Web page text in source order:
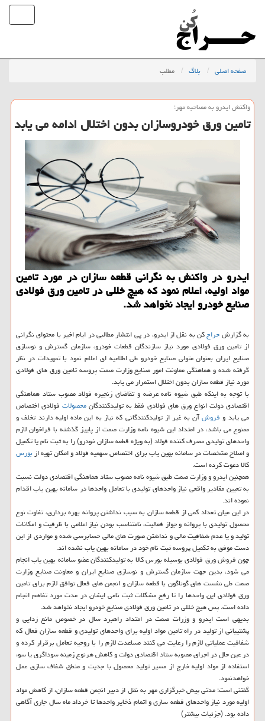
صفحه اصلی بلاگ مطلب
واكنش ایدرو به مصاحبه مهر؛
تامین ورق خودروسازان بدون اختلال ادامه می یابد
ایدرو در واکنش به نگرانی قطعه سازان در مورد تامین
مواد اولیه، اعلام نمود که هیچ خللی در تامین ورق فولادی
صنایع خودرو ایجاد نخواهد شد.
به گزارشحراجکن به نقل از ایدرو، در پی انتشار مطالبی در ایام اخیر با محتوای نگرانی
از تامین ورق فولادی مورد نیاز سازندگان قطعات خودرو، سازمان گسترش و نوسازی
صنایع ایران بعنوان متولی صنایع خودرو طی اطلاعیه ای اعلام نمود با تمهیدات در نظر
گرفته شده و هماهنگی معاونت امور صنایع وزارت صمت پروسه تامین ورق های فولادی
مورد نیاز قطعه سازان بدون اختلال استمرار می یابد.
با توجه به اینکه طبق شیوه نامه عرضه و تقاضای زنجیره فولاد مصوب ستاد هماهنگی
اقتصادی دولت انواع ورق های فولادی فقط به تولیدکنندگانمحصولاتفولادی اختصاص
می یابد و فروشآن به غیر از تولیدکنندگانی که نیاز به این ماده اولیه دارند تخلف و
ممنوع می باشد، در امتداد این شیوه نامه وزارت صمت از پاییز گذشته با فراخوان لازم
واحدهای تولیدی مصرف کننده فولاد (به ویژه قطعه سازان خودرو) را به ثبت نام یا تکمیل
و اصلاح مشخصات در سامانه بهین یاب برای اختصاص سهمیه فولاد و امکان تهیه ازبورس
کالا دعوت کرده است.
همچنین ایدرو و وزارت صمت طبق شیوه نامه مصوب ستاد هماهنگی اقتصادی دولت نسبت
به تعیین مقادیر واقعی نیاز واحدهای تولیدی با تعامل واحدها در سامانه بهین یاب اقدام
نموده اند.
در این میان تعداد کمی از قطعه سازان به سبب نداشتن پروانه بهره برداری، تفاوت نوع
محصول تولیدی با پروانه و جواز فعالیت، نامتناسب بودن نیاز اعلامی با ظرفیت و امکانات
تولید و یا عدم شفافیت مالی و نداشتن صورت های مالی حسابرسی شده و مواردی از این
دست موفق به تکمیل پروسه ثبت نام خود در سامانه بهین یاب نشده اند.
چون فروش ورق فولادی بوسیله بورس کالا به تولیدکنندگان عضو سامانه بهین یاب انجام
می شود، بدین جهت سازمان گسترش و نوسازی صنایع ایران و معاونت صنایع وزارت
صمت طی نشست های گوناگون با قطعه سازان و انجمن های فعال توافق لازم برای تامین
ورق فولادی این واحدها را تا رفع مشکلات ثبت نامی ایشان در مدت مورد تفاهم انجام
داده است. پس هیچ خللی در تامین ورق فولادی صنایع خودرو ایجاد نخواهد شد.
بدیهی است ایدرو و وزرات صمت در امتداد راهبرد سال در خصوص مانع زدایی و
پشتیبانی از تولید در راه تامین مواد اولیه برای واحدهای تولیدی و قطعه سازان فعال که
شفافیت عملیاتی لازم را رعایت می کنند مساعدت لازم را با روحیه تعامل برقرار کرده و
در عین حال در اجرای مصوبه ستاد اقتصادی دولت و کاهش هرنوع زمینه سوداگری یا سوء
استفاده از مواد اولیه خارج از مسیر تولید محصول با جدیت و منطق شفاف سازی عمل
خواهدنمود.
گفتنی است؛ مدتی پیش خبرگزاری مهر به نقل از دبیر انجمن قطعه سازان، از کاهش مواد
اولیه مورد نیاز واحدهای قطعه سازی و اتمام ذخایر واحدها تا خرداد ماه سال جاری آگاهی
داده بود. (جزئیات بیشتر)